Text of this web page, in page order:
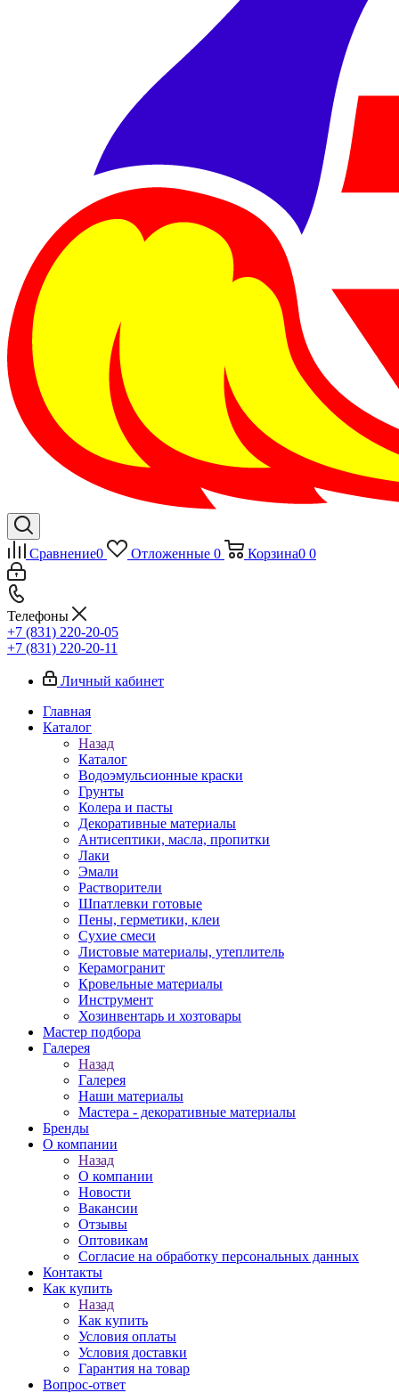
Сравнение0 Отложенные 0 Корзина0 0
Телефоны
+7 (831) 220-20-05
+7 (831) 220-20-11
Личный кабинет
Главная
Каталог
Назад
Каталог
Водоэмульсионные краски
Грунты
Колера и пасты
Декоративные материалы
Антисептики, масла, пропитки
Лаки
Эмали
Растворители
Шпатлевки готовые
Пены, герметики, клеи
Сухие смеси
Листовые материалы, утеплитель
Керамогранит
Кровельные материалы
Инструмент
Хозинвентарь и хозтовары
Мастер подбора
Галерея
Назад
Галерея
Наши материалы
Мастера - декоративные материалы
Бренды
О компании
Назад
О компании
Новости
Вакансии
Отзывы
Оптовикам
Cогласие на обработку персональных данных
Контакты
Как купить
Назад
Как купить
Условия оплаты
Условия доставки
Гарантия на товар
Вопрос-ответ